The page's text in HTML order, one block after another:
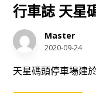
行車誌 天星
Master
2020-09-24
天星碼頭停車場建